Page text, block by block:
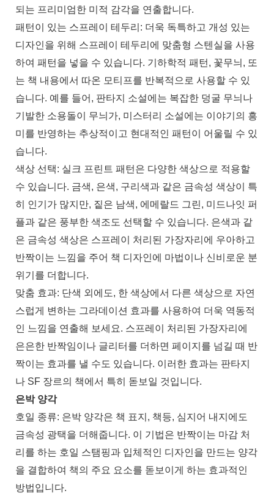
되는 프리미엄한 미적 감각을 연출합니다.
패턴이 있는 스프레이 테두리: 더욱 독특하고 개성 있는
디자인을 위해 스프레이 테두리에 맞춤형 스텐실을 사용
하여 패턴을 넣을 수 있습니다. 기하학적 패턴, 꽃무늬, 또
는 책 내용에서 따온 모티프를 반복적으로 사용할 수 있
습니다. 예를 들어, 판타지 소설에는 복잡한 덩굴 무늬나
기발한 소용돌이 무늬가, 미스터리 소설에는 이야기의 흥
미를 반영하는 추상적이고 현대적인 패턴이 어울릴 수 있
습니다.
색상 선택: 실크 프린트 패턴은 다양한 색상으로 적용할
수 있습니다. 금색, 은색, 구리색과 같은 금속성 색상이 특
히 인기가 많지만, 짙은 남색, 에메랄드 그린, 미드나잇 퍼
플과 같은 풍부한 색조도 선택할 수 있습니다. 은색과 같
은 금속성 색상은 스프레이 처리된 가장자리에 우아하고
반짝이는 느낌을 주어 책 디자인에 마법이나 신비로운 분
위기를 더합니다.
맞춤 효과: 단색 외에도, 한 색상에서 다른 색상으로 자연
스럽게 변하는 그라데이션 효과를 사용하여 더욱 역동적
인 느낌을 연출해 보세요. 스프레이 처리된 가장자리에
은은한 반짝임이나 글리터를 더하면 페이지를 넘길 때 반
짝이는 효과를 낼 수도 있습니다. 이러한 효과는 판타지
나 SF 장르의 책에서 특히 돋보일 것입니다.
은박 양각
호일 종류: 은박 양각은 책 표지, 책등, 심지어 내지에도
금속성 광택을 더해줍니다. 이 기법은 반짝이는 마감 처
리를 하는 호일 스탬핑과 입체적인 디자인을 만드는 양각
을 결합하여 책의 주요 요소를 돋보이게 하는 효과적인
방법입니다.